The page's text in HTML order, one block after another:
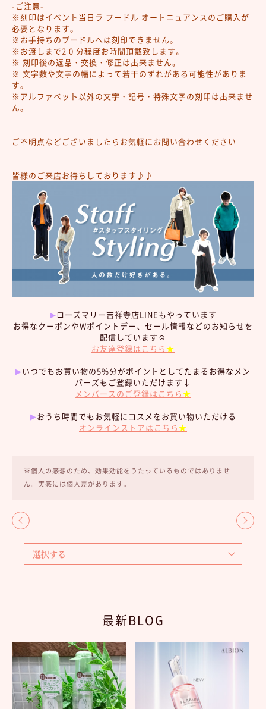
-ご注意-
※刻印はイベント当日ラ プードル オートニュアンスのご購入が
必要となります。
※お手持ちのプードルへは刻印できません。
※お渡しまで2 0 分程度お時間頂戴致します。
※ 刻印後の返品・交換・修正は出来ません。
※ 文字数や文字の幅によって若干のずれがある可能性がありま
す。
※アルファベット以外の文字・記号・特殊文字の刻印は出来ませ
ん。
ご不明点などございましたらお気軽にお問い合わせください
皆様のご来店お待ちしております♪♪
▶︎ローズマリー吉祥寺店LINEもやっています
お得なクーポンやWポイントデー、セール情報などのお知らせを
配信しています☺︎
お友達登録はこちら★
▶︎いつでもお買い物の5%分がポイントとしてたまるお得なメン
バーズもご登録いただけます↓
メンバースのご登録はこちら★
▶︎おうち時間でもお気軽にコスメをお買い物いただける
オンラインストアはこちら★
※個人の感想のため、効果効能をうたっているものではありませ
ん。実感には個人差があります。
最新BLOG